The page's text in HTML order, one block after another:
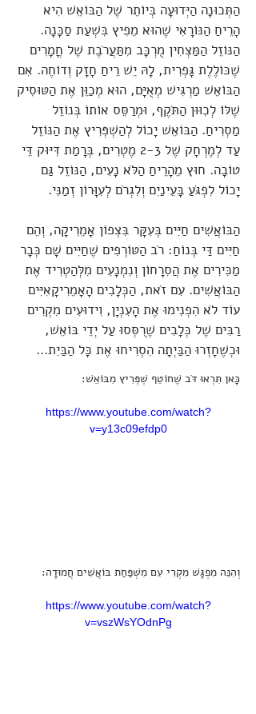
הַתְּכוּנָה הַיְּדוּעָה בְּיוֹתֵר שֶׁל הַבּוֹאֵשׁ הִיא
הָרֵיחַ הַנּוֹרָאִי שֶׁהוּא מֵפִיץ בִּשְׁעַת סַכָּנָה.
הַנּוֹזֵל הַמַּצְחִין מֻרְכָּב מִתַּעֲרֹבֶת שֶׁל חֳמָרִים
שֶׁכּוֹלֶלֶת גָּפְרִית, לָהּ יֵשׁ רֵיחַ חָזָק וְדוֹחֶה. אִם
הַבּוֹאֵשׁ מַרְגִּישׁ מְאֻיָּם, הוּא מְכַוֵּן אֶת הַטּוּסִיק
שֶׁלּוֹ לְכִוּוּן הַתֹּקֶף, וּמְרַסֵּס אוֹתוֹ בְּנוֹזֵל
מַסְרִיחַ. הַבּוֹאֵשׁ יָכוֹל לְהַשְׁפְּרִיץ אֶת הַנּוֹזֵל
עַד לְמֶרְחָק שֶׁל 2-3 מֶטְרִים, בְּרָמַת דִּיּוּק דֵּי
טוֹבָה. חוּץ מֵהָרֵיחַ הַלֹּא נָעִים, הַנּוֹזֵל גַּם
יָכוֹל לִפְגֹּעַ בָּעֵינַיִם וְלִגְרֹם לְעִוָּרוֹן זְמַנִּי.
הַבּוֹאֲשִׁים חַיִּים בְּעִקָּר בִּצְפוֹן אָמֵרִיקָה, וְהֵם
חַיִּים דַּי בְּנוֹחַ: רֹב הַטּוֹרְפִים שֶׁחַיִּים שָׁם כְּבָר
מַכִּירִים אֶת הֲסִרָחוֹן וְנִמְנָעִים מִלְּהַטְרִיד אֶת
הַבּוֹאֲשִׁים. עִם זֹאת, הַכְּלָבִים הָאָמֵרִיקָאִיִּים
עוֹד לֹא הִפְנִימוּ אֶת הָעִנְיָן, וִידוּעִים מִקְרִים
רַבִּים שֶׁל כְּלָבִים שֶׁרֻסְּסוּ עַל יְדֵי בּוֹאֵשׁ,
וּכְשֶׁחָזְרוּ הַבַּיְתָה הִסְרִיחוּ אֶת כָּל הַבַּיִת...
כָּאן תִּרְאוּ דֹּב שֶׁחוֹטֵף שְׁפְּרִיץ מִבּוֹאֵשׁ:
https://www.youtube.com/watch?
v=y13c09efdp0
וְהִנֵּה מִפְגָּשׁ מִקְרִי עִם מִשְׁפַּחַת בּוֹאֲשִׁים חֲמוּדָה:
https://www.youtube.com/watch?
v=vszWsYOdnPg